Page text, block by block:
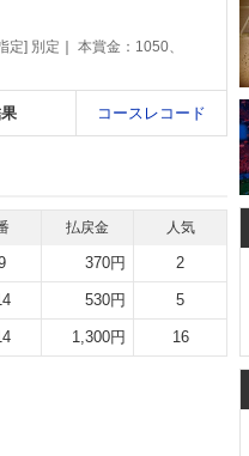
定] 別定
本賞金：1050、
コースレコード
払戻金 人気
370円 2
530円 5
1,300円 16